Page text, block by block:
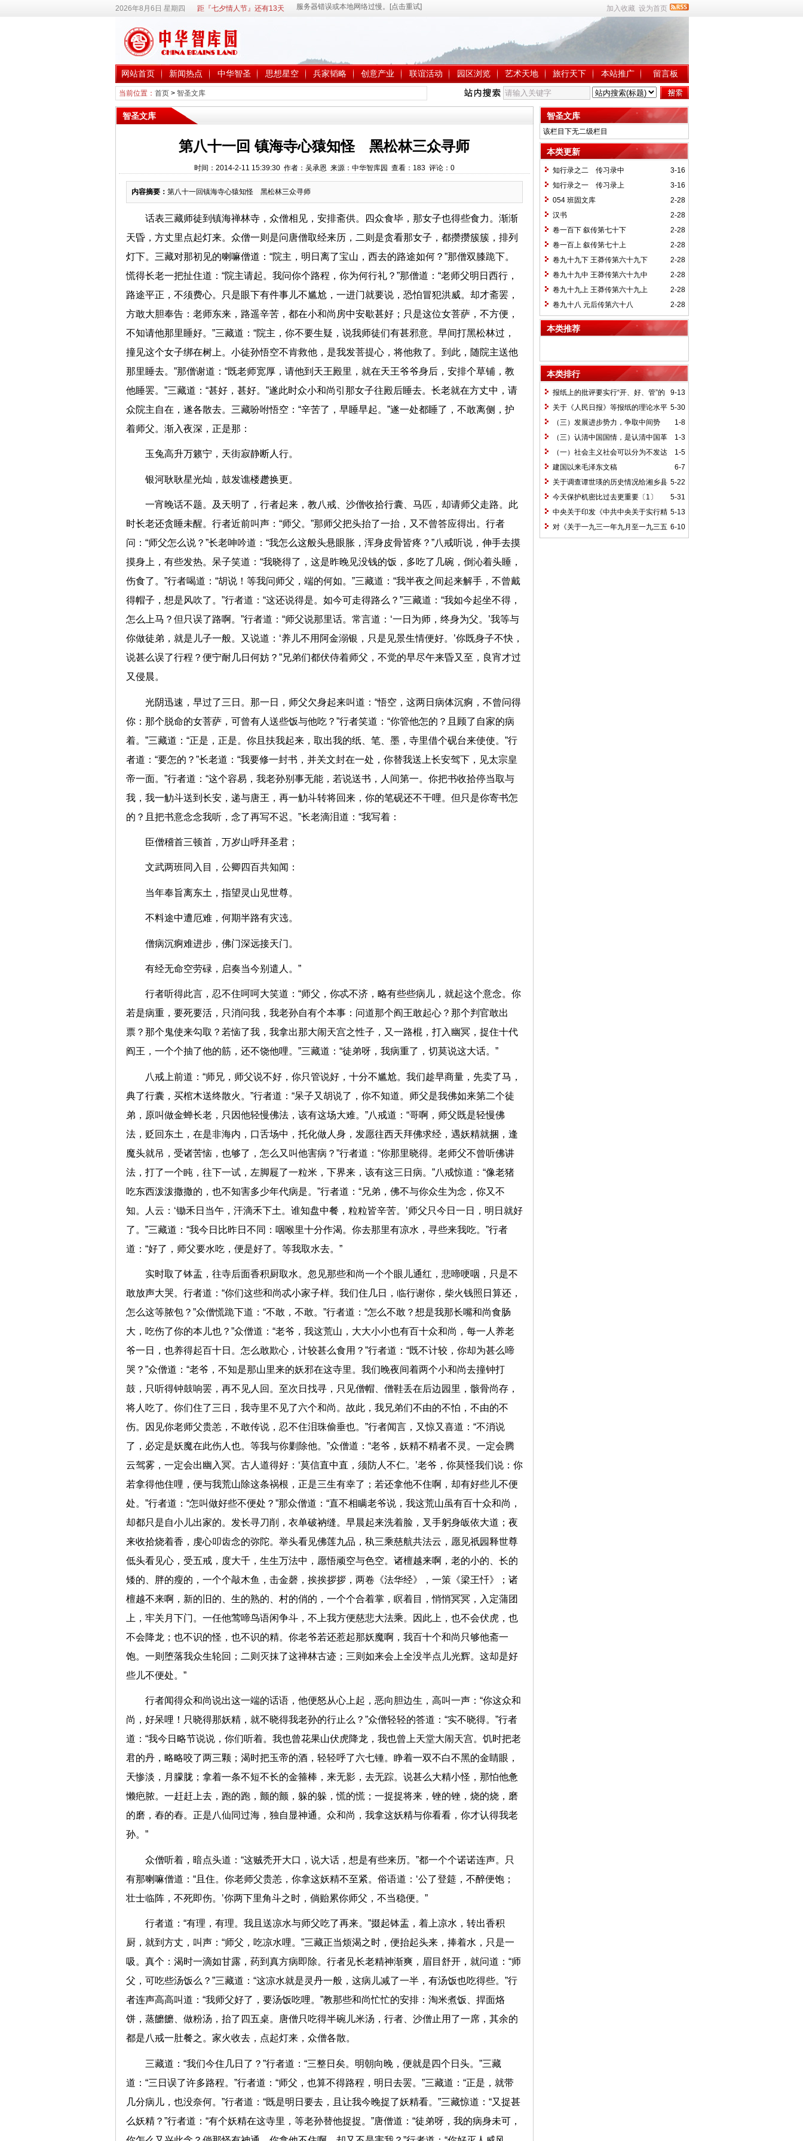
2026年8月6日 星期四 距『七夕情人节』还有13天 加入收藏 设为首页
网站首页 新闻热点 中华智圣 思想星空 兵家韬略 创意产业 联谊活动 园区浏览 艺术天地 旅行天下 本站推广 留言板
当前位置： 首页> 智圣文库
智圣文库
第八十一回 镇海寺心猿知怪 黑松林三众寻师
时间：2014-2-11 15:39:30 作者：吴承恩 来源：中华智库园 查看： 183评论： 0
内容摘要： 第八十一回镇海寺心猿知怪 黑松林三众寻师
话表三藏师徒到镇海禅林寺，众僧相见，安排斋供。四众食毕，那女子也得些食力。渐渐
天昏，方丈里点起灯来。众僧一则是问唐僧取经来历，二则是贪看那女子，都攒攒簇簇，排列
灯下。三藏对那初见的喇嘛僧道：“院主，明日离了宝山，西去的路途如何？”那僧双膝跪下。
慌得长老一把扯住道：“院主请起。我问你个路程，你为何行礼？”那僧道：“老师父明日西行，
路途平正，不须费心。只是眼下有件事儿不尴尬，一进门就要说，恐怕冒犯洪威。却才斋罢，
方敢大胆奉告：老师东来，路遥辛苦，都在小和尚房中安歇甚好；只是这位女菩萨，不方便，
不知请他那里睡好。”三藏道：“院主，你不要生疑，说我师徒们有甚邪意。早间打黑松林过，
撞见这个女子绑在树上。小徒孙悟空不肯救他，是我发菩提心，将他救了。到此，随院主送他
那里睡去。”那僧谢道：“既老师宽厚，请他到天王殿里，就在天王爷爷身后，安排个草铺，教
他睡罢。”三藏道：“甚好，甚好。”遂此时众小和尚引那女子往殿后睡去。长老就在方丈中，请
众院主自在，遂各散去。三藏吩咐悟空：“辛苦了，早睡早起。”遂一处都睡了，不敢离侧，护
着师父。渐入夜深，正是那：
玉兔高升万籁宁，天街寂静断人行。
银河耿耿星光灿，鼓发谯楼趱换更。
一宵晚话不题。及天明了，行者起来，教八戒、沙僧收拾行囊、马匹，却请师父走路。此
时长老还贪睡未醒。行者近前叫声：“师父。”那师父把头抬了一抬，又不曾答应得出。行者
问：“师父怎么说？”长老呻吟道：“我怎么这般头悬眼胀，浑身皮骨皆疼？”八戒听说，伸手去摸
摸身上，有些发热。呆子笑道：“我晓得了，这是昨晚见没钱的饭，多吃了几碗，倒沁着头睡，
伤食了。”行者喝道：“胡说！等我问师父，端的何如。”三藏道：“我半夜之间起来解手，不曾戴
得帽子，想是风吹了。”行者道：“这还说得是。如今可走得路么？”三藏道：“我如今起坐不得，
怎么上马？但只误了路啊。”行者道：“师父说那里话。常言道：‘一日为师，终身为父。’我等与
你做徒弟，就是儿子一般。又说道：‘养儿不用阿金溺银，只是见景生情便好。’你既身子不快，
说甚么误了行程？便宁耐几日何妨？”兄弟们都伏侍着师父，不觉的早尽午来昏又至，良宵才过
又侵晨。
光阴迅速，早过了三日。那一日，师父欠身起来叫道：“悟空，这两日病体沉痾，不曾问得
你：那个脱命的女菩萨，可曾有人送些饭与他吃？”行者笑道：“你管他怎的？且顾了自家的病
着。”三藏道：“正是，正是。你且扶我起来，取出我的纸、笔、墨，寺里借个砚台来使使。”行
者道：“要怎的？”长老道：“我要修一封书，并关文封在一处，你替我送上长安驾下，见太宗皇
帝一面。”行者道：“这个容易，我老孙别事无能，若说送书，人间第一。你把书收拾停当取与
我，我一觔斗送到长安，递与唐王，再一觔斗转将回来，你的笔砚还不干哩。但只是你寄书怎
的？且把书意念念我听，念了再写不迟。”长老滴泪道：“我写着：
臣僧稽首三顿首，万岁山呼拜圣君；
文武两班同入目，公卿四百共知闻：
当年奉旨离东土，指望灵山见世尊。
不料途中遭厄难，何期半路有灾迍。
僧病沉痾难进步，佛门深远接天门。
有经无命空劳碌，启奏当今别遣人。”
行者听得此言，忍不住呵呵大笑道：“师父，你忒不济，略有些些病儿，就起这个意念。你
若是病重，要死要活，只消问我，我老孙自有个本事：问道那个阎王敢起心？那个判官敢出
票？那个鬼使来勾取？若恼了我，我拿出那大闹天宫之性子，又一路棍，打入幽冥，捉住十代
阎王，一个个抽了他的筋，还不饶他哩。”三藏道：“徒弟呀，我病重了，切莫说这大话。”
八戒上前道：“师兄，师父说不好，你只管说好，十分不尴尬。我们趁早商量，先卖了马，
典了行囊，买棺木送终散火。”行者道：“呆子又胡说了，你不知道。师父是我佛如来第二个徒
弟，原叫做金蝉长老，只因他轻慢佛法，该有这场大难。”八戒道：“哥啊，师父既是轻慢佛
法，贬回东土，在是非海内，口舌场中，托化做人身，发愿往西天拜佛求经，遇妖精就捆，逢
魔头就吊，受诸苦恼，也够了，怎么又叫他害病？”行者道：“你那里晓得。老师父不曾听佛讲
法，打了一个盹，往下一试，左脚屣了一粒米，下界来，该有这三日病。”八戒惊道：“像老猪
吃东西泼泼撒撒的，也不知害多少年代病是。”行者道：“兄弟，佛不与你众生为念，你又不
知。人云：‘锄禾日当午，汗滴禾下土。谁知盘中餐，粒粒皆辛苦。’师父只今日一日，明日就好
了。”三藏道：“我今日比昨日不同：咽喉里十分作渴。你去那里有凉水，寻些来我吃。”行者
道：“好了，师父要水吃，便是好了。等我取水去。”
实时取了钵盂，往寺后面香积厨取水。忽见那些和尚一个个眼儿通红，悲啼哽咽，只是不
敢放声大哭。行者道：“你们这些和尚忒小家子样。我们住几日，临行谢你，柴火钱照日算还，
怎么这等脓包？”众僧慌跪下道：“不敢，不敢。”行者道：“怎么不敢？想是我那长嘴和尚食肠
大，吃伤了你的本儿也？”众僧道：“老爷，我这荒山，大大小小也有百十众和尚，每一人养老
爷一日，也养得起百十日。怎么敢欺心，计较甚么食用？”行者道：“既不计较，你却为甚么啼
哭？”众僧道：“老爷，不知是那山里来的妖邪在这寺里。我们晚夜间着两个小和尚去撞钟打
鼓，只听得钟鼓响罢，再不见人回。至次日找寻，只见僧帽、僧鞋丢在后边园里，骸骨尚存，
将人吃了。你们住了三日，我寺里不见了六个和尚。故此，我兄弟们不由的不怕，不由的不
伤。因见你老师父贵恙，不敢传说，忍不住泪珠偷垂也。”行者闻言，又惊又喜道：“不消说
了，必定是妖魔在此伤人也。等我与你剿除他。”众僧道：“老爷，妖精不精者不灵。一定会腾
云驾雾，一定会出幽入冥。古人道得好：‘莫信直中直，须防人不仁。’老爷，你莫怪我们说：你
若拿得他住哩，便与我荒山除这条祸根，正是三生有幸了；若还拿他不住啊，却有好些儿不便
处。”行者道：“怎叫做好些不便处？”那众僧道：“直不相瞒老爷说，我这荒山虽有百十众和尚，
却都只是自小儿出家的。发长寻刀削，衣单破衲缝。早晨起来洗着脸，叉手躬身皈依大道；夜
来收拾烧着香，虔心叩齿念的弥陀。举头看见佛莲九品，秇三乘慈航共法云，愿见祇园释世尊
低头看见心，受五戒，度大千，生生万法中，愿悟顽空与色空。诸檀越来啊，老的小的、长的
矮的、胖的瘦的，一个个敲木鱼，击金磬，挨挨拶拶，两卷《法华经》，一策《梁王忏》；诸
檀越不来啊，新的旧的、生的熟的、村的俏的，一个个合着掌，瞑着目，悄悄冥冥，入定蒲团
上，牢关月下门。一任他莺啼鸟语闲争斗，不上我方便慈悲大法乘。因此上，也不会伏虎，也
不会降龙；也不识的怪，也不识的精。你老爷若还惹起那妖魔啊，我百十个和尚只够他斋一
饱。一则堕落我众生轮回；二则灭抹了这禅林古迹；三则如来会上全没半点儿光辉。这却是好
些儿不便处。”
行者闻得众和尚说出这一端的话语，他便怒从心上起，恶向胆边生，高叫一声：“你这众和
尚，好呆哩！只晓得那妖精，就不晓得我老孙的行止么？”众僧轻轻的答道：“实不晓得。”行者
道：“我今日略节说说，你们听着。我也曾花果山伏虎降龙，我也曾上天堂大闹天宫。饥时把老
君的丹，略略咬了两三颗；渴时把玉帝的酒，轻轻呼了六七锺。睁着一双不白不黑的金睛眼，
天惨淡，月朦胧；拿着一条不短不长的金箍棒，来无影，去无踪。说甚么大精小怪，那怕他惫
懒疤脓。一赶赶上去，跑的跑，颤的颤，躲的躲，慌的慌；一捉捉将来，锉的锉，烧的烧，磨
的磨，舂的舂。正是八仙同过海，独自显神通。众和尚，我拿这妖精与你看看，你才认得我老
孙。”
众僧听着，暗点头道：“这贼秃开大口，说大话，想是有些来历。”都一个个诺诺连声。只
有那喇嘛僧道：“且住。你老师父贵恙，你拿这妖精不至紧。俗语道：‘公了登筵，不醉便饱；
壮士临阵，不死即伤。’你两下里角斗之时，倘贻累你师父，不当稳便。”
行者道：“有理，有理。我且送凉水与师父吃了再来。”掇起钵盂，着上凉水，转出香积
厨，就到方丈，叫声：“师父，吃凉水哩。”三藏正当烦渴之时，便抬起头来，捧着水，只是一
吸。真个：渴时一滴如甘露，药到真方病即除。行者见长老精神渐爽，眉目舒开，就问道：“师
父，可吃些汤饭么？”三藏道：“这凉水就是灵丹一般，这病儿减了一半，有汤饭也吃得些。”行
者连声高高叫道：“我师父好了，要汤饭吃哩。”教那些和尚忙忙的安排：淘米煮饭、捍面烙
饼，蒸饝饝、做粉汤，抬了四五桌。唐僧只吃得半碗儿米汤，行者、沙僧止用了一席，其余的
都是八戒一肚餐之。家火收去，点起灯来，众僧各散。
三藏道：“我们今住几日了？”行者道：“三整日矣。明朝向晚，便就是四个日头。”三藏
道：“三日误了许多路程。”行者道：“师父，也算不得路程，明日去罢。”三藏道：“正是，就带
几分病儿，也没奈何。”行者道：“既是明日要去，且让我今晚捉了妖精看。”三藏惊道：“又捉甚
么妖精？”行者道：“有个妖精在这寺里，等老孙替他捉捉。”唐僧道：“徒弟呀，我的病身未可，
智圣文库
该栏目下无二级栏目
本类更新
3-16
知行录之二 传习录中
3-16
知行录之一 传习录上
2-28
054 班固文库
2-28
汉书
2-28
卷一百下 叙传第七十下
2-28
卷一百上 叙传第七十上
2-28
卷九十九下 王莽传第六十九下
2-28
卷九十九中 王莽传第六十九中
2-28
卷九十九上 王莽传第六十九上
2-28
卷九十八 元后传第六十八
本类推荐
本类排行
9-13
报纸上的批评要实行“开、好、管”的
方针*
5-30
关于《人民日报》等报纸的理论水平
的批语〔1〕
1-8
（三）发展进步势力，争取中间势
力，孤立顽固势力
1-3
（三）认清中国国情，是认清中国革
命一切问题的基本依据
1-5
（一）社会主义社会可以分为不发达
和比较发达两个阶段
6-7
建国以来毛泽东文稿
5-22
关于调查谭世瑛的历史情况给湘乡县
委的信和给谭世瑛的复信
5-31
今天保护机密比过去更重要〔1〕
5-13
中央关于印发《中共中央关于实行精
兵简政、增产节约、反对贪污、反对浪费
和反对官僚主义的决定》的通知和毛泽东
6-10
对《关于一九三一年九月至一九三五